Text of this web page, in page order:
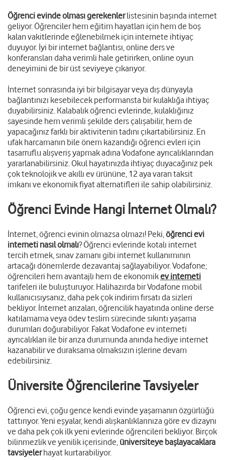
Öğrenci evinde olması gerekenlerlistesinin başında internet
geliyor. Öğrenciler hem eğitim hayatları için hem de boş
kalan vakitlerinde eğlenebilmek için internete ihtiyaç
duyuyor. İyi bir internet bağlantısı, online ders ve
konferansları daha verimli hale getirirken, online oyun
deneyimini de bir üst seviyeye çıkarıyor.
İnternet sonrasında iyi bir bilgisayar veya dış dünyayla
bağlantınızı kesebilecek performansta bir kulaklığa ihtiyaç
duyabilirsiniz. Kalabalık öğrenci evlerinde, kulaklığınız
sayesinde hem verimli şekilde ders çalışabilir, hem de
yapacağınız farklı bir aktivitenin tadını çıkartabilirsiniz. En
ufak harcamanın bile önem kazandığı öğrenci evleri için
tasarruflu alışveriş yapmak adına Vodafone ayrıcalıklarından
yararlanabilirsiniz. Okul hayatınızda ihtiyaç duyacağınız pek
çok teknolojik ve akıllı ev ürününe, 12 aya varan taksit
imkanı ve ekonomik fiyat alternatifleri ile sahip olabilirsiniz.
Öğrenci Evinde Hangi İnternet Olmalı?
İnternet, öğrenci evinin olmazsa olmazı! Peki, öğrenci evi
interneti nasıl olmalı? Öğrenci evlerinde kotalı internet
tercih etmek, sınav zamanı gibi internet kullanımının
artacağı dönemlerde dezavantaj sağlayabiliyor. Vodafone;
öğrencileri hem avantajlı hem de ekonomikev interneti
tarifeleri ile buluşturuyor. Halihazırda bir Vodafone mobil
kullanıcısıysanız, daha pek çok indirim fırsatı da sizleri
bekliyor. İnternet arızaları, öğrencilik hayatında online derse
katılamama veya ödev teslim sürecinde sıkıntı yaşama
durumları doğurabiliyor. Fakat Vodafone ev interneti
ayrıcalıkları ile bir arıza durumunda anında hediye internet
kazanabilir ve duraksama olmaksızın işlerine devam
edebilirsiniz.
Üniversite Öğrencilerine Tavsiyeler
Öğrenci evi, çoğu gence kendi evinde yaşamanın özgürlüğü
tattırıyor. Yeni eşyalar, kendi alışkanlıklarınıza göre ev dizaynı
ve daha pek çok ilk yeni evlerinde öğrencileri bekliyor. Birçok
bilinmezlik ve yenilik içerisinde, üniversiteye başlayacaklara
tavsiyelerhayat kurtarabiliyor.